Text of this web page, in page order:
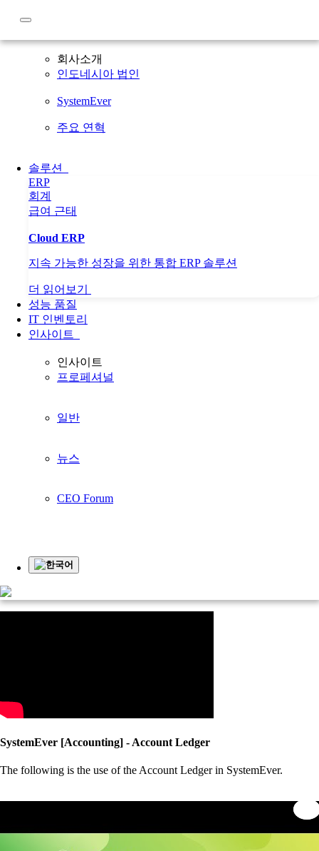
회사소개
인도네시아 법인
SystemEver
주요 연혁
솔루션
ERP
회계
급여 근태
Cloud ERP
지속 가능한 성장을 위한 통합 ERP 솔루션
더 읽어보기
성능 품질
IT 인벤토리
인사이트
인사이트
프로페셔널
일반
뉴스
CEO Forum
한국어
귀하의 비즈니스를
더 좋게 만들기
귀사의 사업과 함께 성장합니다
SystemEver [Accounting] - Account Ledger
The following is the use of the Account Ledger in SystemEver.